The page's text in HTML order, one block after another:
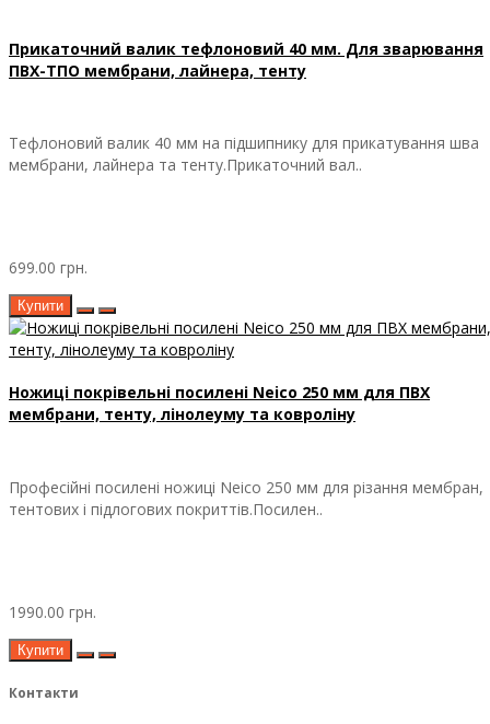
Прикаточний валик тефлоновий 40 мм. Для зварювання
ПВХ-ТПО мембрани, лайнера, тенту
Тефлоновий валик 40 мм на підшипнику для прикатування шва
мембрани, лайнера та тенту.Прикаточний вал..
699.00 грн.
Купити
Ножиці покрівельні посилені Neico 250 мм для ПВХ
мембрани, тенту, лінолеуму та ковроліну
Професійні посилені ножиці Neico 250 мм для різання мембран,
тентових і підлогових покриттів.Посилен..
1990.00 грн.
Купити
Контакти